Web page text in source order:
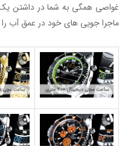
غواصی همگی به شما در داشتن
ماجرا جویی های خود در عمق آب